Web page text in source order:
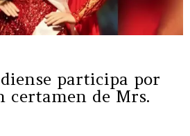
participa por
certamen de Mrs.